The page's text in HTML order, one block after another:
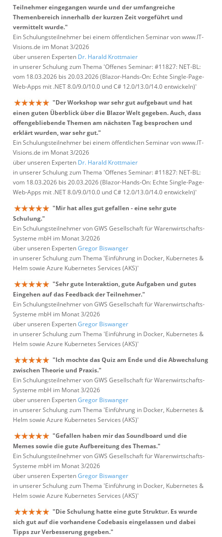
Teilnehmer eingegangen wurde und der umfangreiche
Themenbereich innerhalb der kurzen Zeit vorgeführt und
vermittelt wurde."
Ein Schulungsteilnehmer bei einem öffentlichen Seminar von www.IT-
Visions.de im Monat 3/2026
über unseren Experten Dr. Harald Krottmaier
in unserer Schulung zum Thema 'Offenes Seminar: #11827: NET-BL:
vom 18.03.2026 bis 20.03.2026 (Blazor-Hands-On: Echte Single-Page-
Web-Apps mit .NET 8.0/9.0/10.0 und C# 12.0/13.0/14.0 entwickeln)'
"Der Workshop war sehr gut aufgebaut und hat
einen guten Überblick über die Blazor Welt gegeben. Auch, dass
offengebliebende Themen am nächsten Tag besprochen und
erklärt wurden, war sehr gut."
Ein Schulungsteilnehmer bei einem öffentlichen Seminar von www.IT-
Visions.de im Monat 3/2026
über unseren Experten Dr. Harald Krottmaier
in unserer Schulung zum Thema 'Offenes Seminar: #11827: NET-BL:
vom 18.03.2026 bis 20.03.2026 (Blazor-Hands-On: Echte Single-Page-
Web-Apps mit .NET 8.0/9.0/10.0 und C# 12.0/13.0/14.0 entwickeln)'
"Mir hat alles gut gefallen - eine sehr gute
Schulung."
Ein Schulungsteilnehmer von GWS Gesellschaft für Warenwirtschafts-
Systeme mbH im Monat 3/2026
über unseren ExpertenGregor Biswanger
in unserer Schulung zum Thema 'Einführung in Docker, Kubernetes &
Helm sowie Azure Kubernetes Services (AKS)'
"Sehr gute Interaktion, gute Aufgaben und gutes
Eingehen auf das Feedback der Teilnehmer."
Ein Schulungsteilnehmer von GWS Gesellschaft für Warenwirtschafts-
Systeme mbH im Monat 3/2026
über unseren ExpertenGregor Biswanger
in unserer Schulung zum Thema 'Einführung in Docker, Kubernetes &
Helm sowie Azure Kubernetes Services (AKS)'
"Ich mochte das Quiz am Ende und die Abwechslung
zwischen Theorie und Praxis."
Ein Schulungsteilnehmer von GWS Gesellschaft für Warenwirtschafts-
Systeme mbH im Monat 3/2026
über unseren ExpertenGregor Biswanger
in unserer Schulung zum Thema 'Einführung in Docker, Kubernetes &
Helm sowie Azure Kubernetes Services (AKS)'
"Gefallen haben mir das Soundboard und die
Memes sowie die gute Aufbereitung des Themas."
Ein Schulungsteilnehmer von GWS Gesellschaft für Warenwirtschafts-
Systeme mbH im Monat 3/2026
über unseren ExpertenGregor Biswanger
in unserer Schulung zum Thema 'Einführung in Docker, Kubernetes &
Helm sowie Azure Kubernetes Services (AKS)'
"Die Schulung hatte eine gute Struktur. Es wurde
sich gut auf die vorhandene Codebasis eingelassen und dabei
Tipps zur Verbesserung gegeben."